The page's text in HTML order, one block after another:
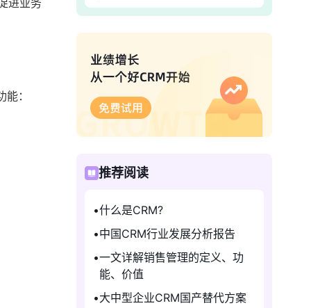
进业务
：
推荐阅读
什么是CRM?
中国CRM行业发展分析报告
一文详解销售管理的定义、功
能、价值
大中型企业CRM国产替代方案